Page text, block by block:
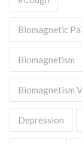
Biomagnetic
Biomagnetism
Biomagnetism
Depression